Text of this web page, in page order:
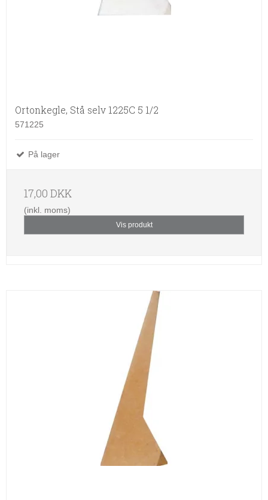
Ortonkegle, Stå selv 1225C 5 1/2
571225
På lager
17,00 DKK
(inkl. moms)
Vis produkt